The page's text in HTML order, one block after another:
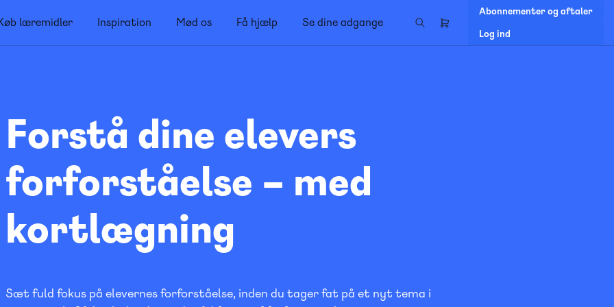
læremidler Inspiration Mød os Få hjælp Se dine adgange
Header
Abonnementer og aftaler
Log ind
Forstå dine elevers
forforståelse – med
kortlægning
Sæt fuld fokus på elevernes forforståelse, inden du tager fat på et nyt tema i